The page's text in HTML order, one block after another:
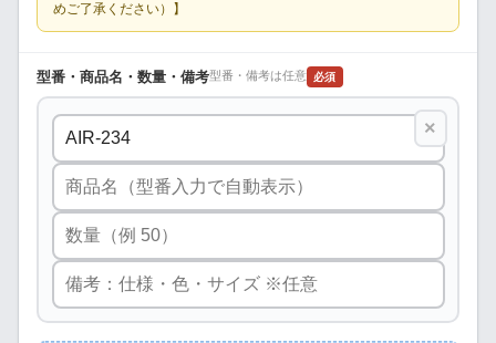
めご了承ください）】
型番・商品名・数量・備考型番・備考は任意 必須
×